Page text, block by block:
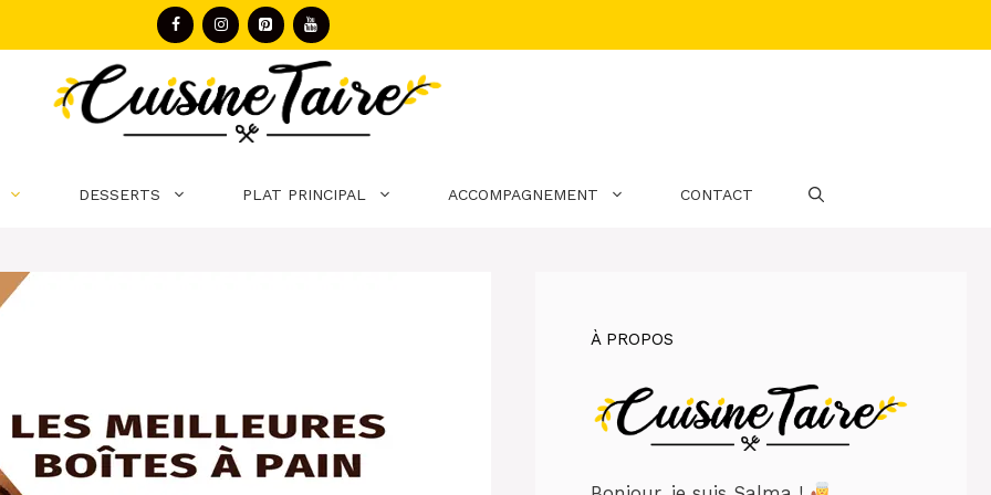
DESSERTS PLAT PRINCIPAL ACCOMPAGNEMENT CONTACT
À PROPOS